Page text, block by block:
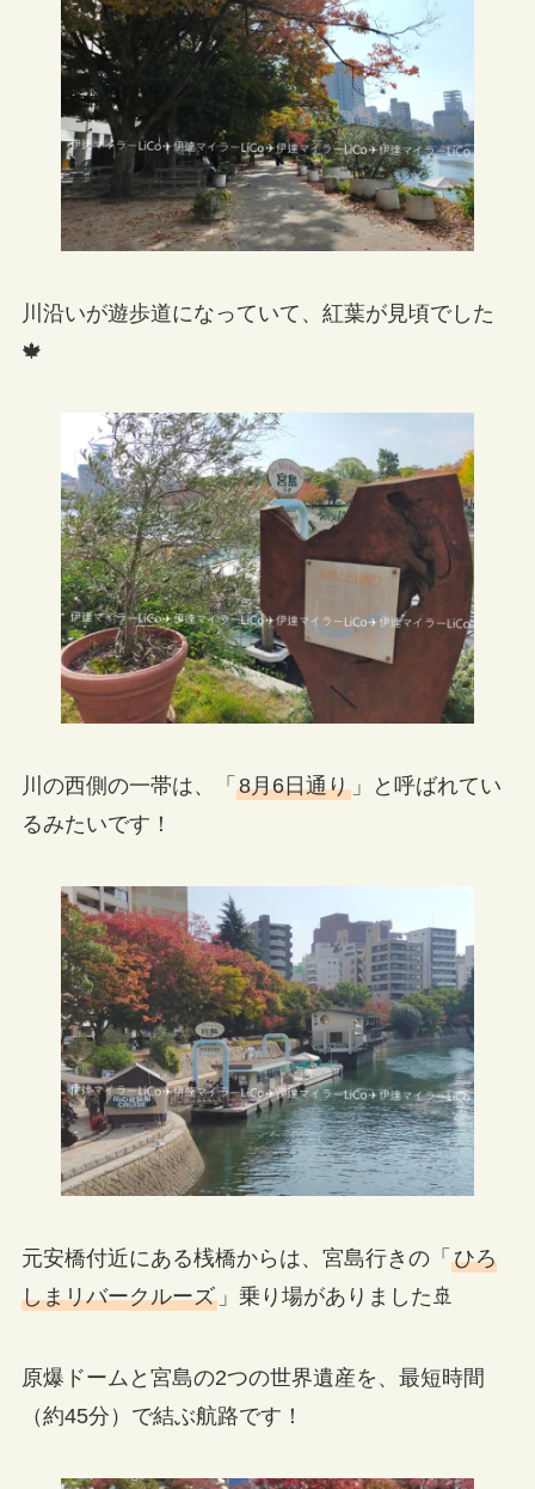
川沿いが遊歩道になっていて、紅葉が見頃でした
🍁
川の西側の一帯は、「 8月6日通り」と呼ばれてい
るみたいです！
元安橋付近にある桟橋からは、宮島行きの「 ひろ
しまリバークルーズ」乗り場がありました🚢
原爆ドームと宮島の2つの世界遺産を、最短時間
（約45分）で結ぶ航路です！